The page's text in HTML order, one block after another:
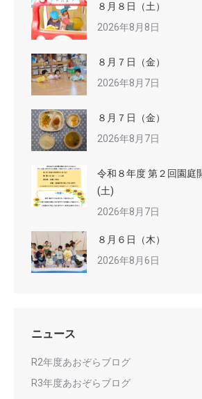
８月８日（土）
2026年8月8日
８月７日（金）
2026年8月7日
８月７日（金）
2026年8月7日
令和８年度 第２回園庭
(土)
2026年8月7日
８月６日（木）
2026年8月6日
ニュース
R2年度あおぞらブログ
R3年度あおぞらブログ